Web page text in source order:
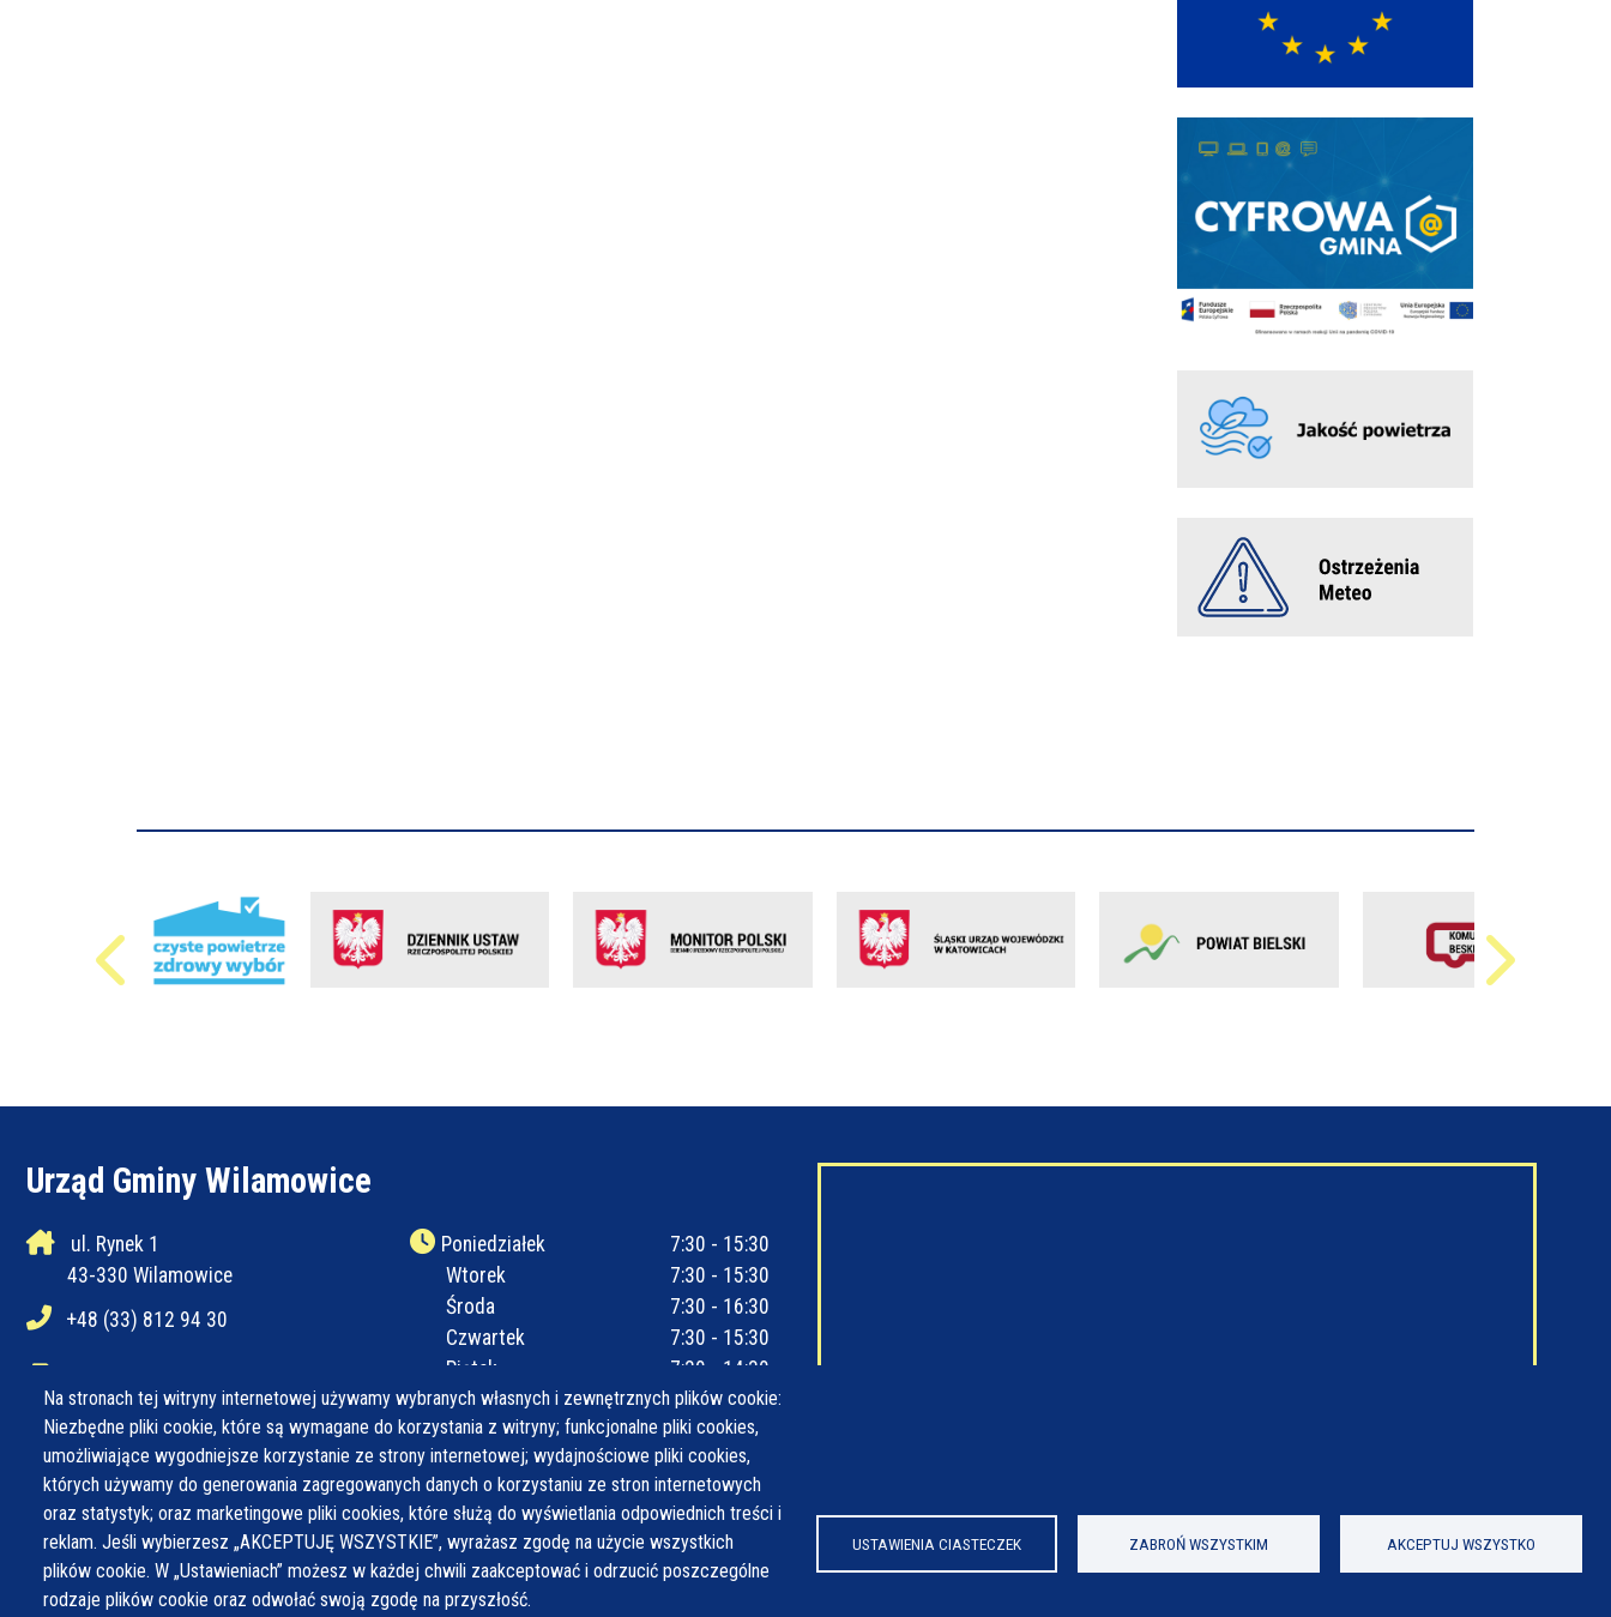
Na stronach tej witryny internetowej używamy wybranych własnych i zewnętrznych plików cookie:
Niezbędne pliki cookie, które są wymagane do korzystania z witryny; funkcjonalne pliki cookies,
umożliwiające wygodniejsze korzystanie ze strony internetowej; wydajnościowe pliki cookies,
których używamy do generowania zagregowanych danych o korzystaniu ze stron internetowych
oraz statystyk; oraz marketingowe pliki cookies, które służą do wyświetlania odpowiednich treści i
reklam. Jeśli wybierzesz „AKCEPTUJĘ WSZYSTKIE”, wyrażasz zgodę na użycie wszystkich
plików cookie. W „Ustawieniach” możesz w każdej chwili zaakceptować i odrzucić poszczególne
rodzaje plików cookie oraz odwołać swoją zgodę na przyszłość.
USTAWIENIA CIASTECZEK ZABROŃ WSZYSTKIM AKCEPTUJ WSZYSTKO
Urząd Gminy Wilamowice
ul. Rynek 1
43-330 Wilamowice
+48 (33) 812 94 30
ug@wilamowice.pl
Poniedziałek
7:30 - 15:30
Wtorek
7:30 - 15:30
Środa
7:30 - 16:30
Czwartek
7:30 - 15:30
Piątek
7:30 - 14:30